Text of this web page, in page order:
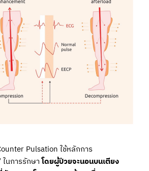
Pulsation ใช้หลักการ
ในการรักษาโดยผู้ป่วยจะนอนบนเตียง